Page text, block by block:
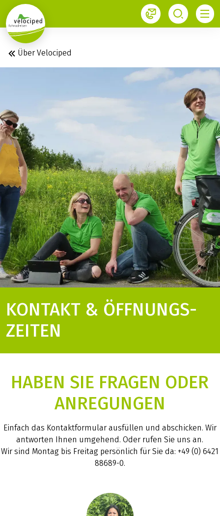
1
Über Velociped
KONTAKT & ÖFFNUNGS­
ZEITEN
HABEN SIE FRAGEN ODER
ANREGUNGEN
Einfach das Kontaktformular ausfüllen und abschicken. Wir
antworten Ihnen umgehend. Oder rufen Sie uns an.
Wir sind Montag bis Freitag persönlich für Sie da: +49 (0) 6421
88689-0.